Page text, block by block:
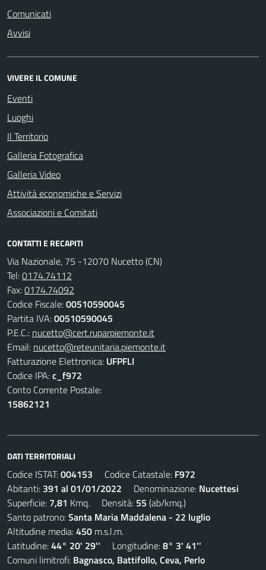
Comunicati
Avvisi
VIVERE IL COMUNE
Eventi
Luoghi
Il Territorio
Galleria Fotografica
Galleria Video
Attività economiche e Servizi
Associazioni e Comitati
CONTATTI E RECAPITI
Via Nazionale, 75 -12070 Nucetto (CN)
Tel:0174.74112
Fax:0174.74092
Codice Fiscale:00510590045
Partita IVA:00510590045
P.E.C.: nucetto@cert.ruparpiemonte.it
Email: nucetto@reteunitaria.piemonte.it
Fatturazione Elettronica: UFPFLI
Codice IPA:c_f972
Conto Corrente Postale:
15862121
DATI TERRITORIALI
Codice ISTAT:004153 Codice Catastale: F972
Abitanti: 391 al 01/01/2022 Denominazione: Nucettesi
Superficie: 7,81 Kmq. Densità: 55 (ab/kmq.)
Santo patrono:Santa Maria Maddalena - 22 luglio
Altitudine media:450 m.s.l.m.
Latitudine:44° 20' 29'' Longitudine:8° 3' 41''
Comuni limitrofi: Bagnasco, Battifollo, Ceva, Perlo